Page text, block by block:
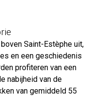
Saint-Estèphe uit,
en een geschiedenis
profiteren van een
nabijheid van de
van gemiddeld 55